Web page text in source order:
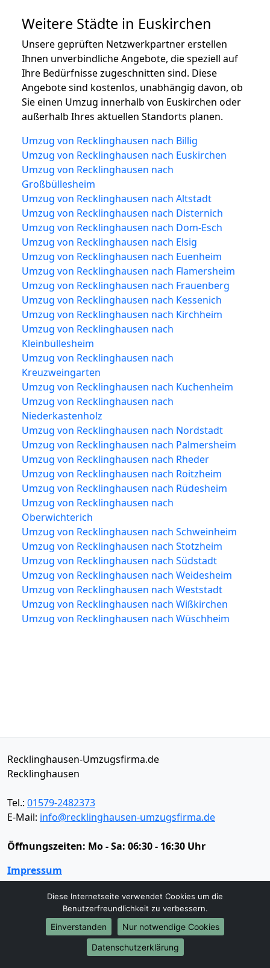
Weitere Städte in Euskirchen
Unsere geprüften Netzwerkpartner erstellen
Ihnen unverbindliche Angebote, die speziell auf
Ihre Bedürfnisse zugeschnitten sind. Diese
Angebote sind kostenlos, unabhängig davon, ob
Sie einen Umzug innerhalb von Euskirchen oder
außerhalb Ihres aktuellen Standorts planen.
Umzug von Recklinghausen nach Billig
Umzug von Recklinghausen nach Euskirchen
Umzug von Recklinghausen nach
Großbüllesheim
Umzug von Recklinghausen nach Altstadt
Umzug von Recklinghausen nach Disternich
Umzug von Recklinghausen nach Dom-Esch
Umzug von Recklinghausen nach Elsig
Umzug von Recklinghausen nach Euenheim
Umzug von Recklinghausen nach Flamersheim
Umzug von Recklinghausen nach Frauenberg
Umzug von Recklinghausen nach Kessenich
Umzug von Recklinghausen nach Kirchheim
Umzug von Recklinghausen nach
Kleinbüllesheim
Umzug von Recklinghausen nach
Kreuzweingarten
Umzug von Recklinghausen nach Kuchenheim
Umzug von Recklinghausen nach
Niederkastenholz
Umzug von Recklinghausen nach Nordstadt
Umzug von Recklinghausen nach Palmersheim
Umzug von Recklinghausen nach Rheder
Umzug von Recklinghausen nach Roitzheim
Umzug von Recklinghausen nach Rüdesheim
Umzug von Recklinghausen nach
Oberwichterich
Umzug von Recklinghausen nach Schweinheim
Umzug von Recklinghausen nach Stotzheim
Umzug von Recklinghausen nach Südstadt
Umzug von Recklinghausen nach Weidesheim
Umzug von Recklinghausen nach Weststadt
Umzug von Recklinghausen nach Wißkirchen
Umzug von Recklinghausen nach Wüschheim
Recklinghausen-Umzugsfirma.de
Recklinghausen
Tel.: 01579-2482373
E-Mail: info@recklinghausen-umzugsfirma.de
Öffnungszeiten: Mo - Sa: 06:30 - 16:30 Uhr
Impressum
Datenschutz
Umzugsservice
Behördenumzug
Büroumzug
Diese Internetseite verwendet Cookies um die
Benutzerfreundlichkeit zu verbessern.
Einverstanden
Nur notwendige Cookies
Datenschutzerklärung